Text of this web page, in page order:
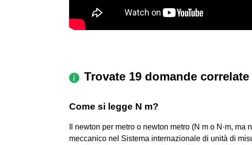
Trovate 19 domande correlate
Come si legge N m?
Il newton per metro o newton metro (N m o N·m,
meccanico nel Sistema internazionale di unità di